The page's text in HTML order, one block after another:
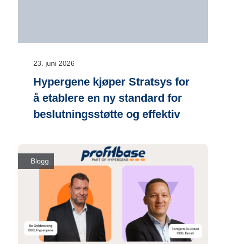
23. juni 2026
Hypergene kjøper Stratsys for
å etablere en ny standard for
beslutningsstøtte og effektiv
Blogg